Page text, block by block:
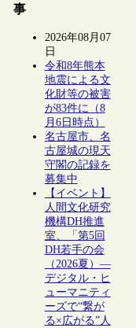
事
2026年08月07
日
令和8年熊本
地震による文
化財等の被害
が83件に（8
月6日時点）
名古屋市、名
古屋城の現天
守閣の記録を
募集中
【イベント】
人間文化研究
機構DH推進
室、「第5回
DH若手の会
（2026夏）―
デジタル・ヒ
ューマニティ
ーズで“繋が
る×広がる”人